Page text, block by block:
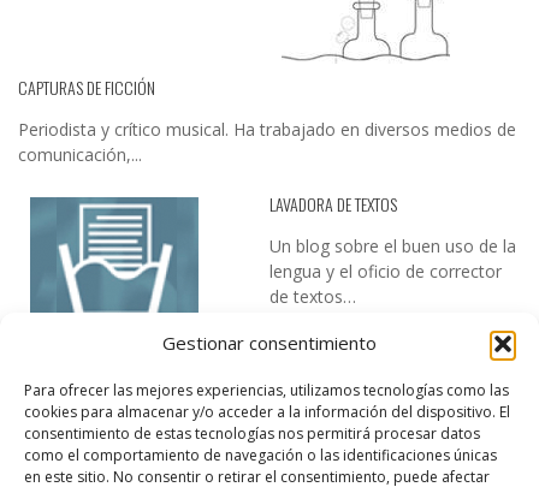
Gestionar consentimiento
Para ofrecer las mejores experiencias, utilizamos tecnologías como las
cookies para almacenar y/o acceder a la información del dispositivo. El
consentimiento de estas tecnologías nos permitirá procesar datos
como el comportamiento de navegación o las identificaciones únicas
en este sitio. No consentir o retirar el consentimiento, puede afectar
CAPTURAS DE FICCIÓN
Periodista y crítico musical. Ha trabajado en diversos medios de
comunicación,...
LAVADORA DE TEXTOS
Un blog sobre el buen uso de la
lengua y el oficio de corrector
de textos…